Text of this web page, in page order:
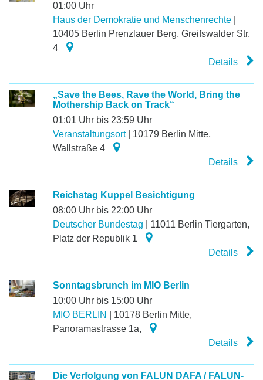
01:00 Uhr
Haus der Demokratie und Menschenrechte|
10405 Berlin Prenz­lauer Berg, Greifswalder Str.
4
Details
„Save the Bees, Rave the World, Bring the
Mothership Back on Track“
01:01 Uhr bis 23:59 Uhr
Veranstaltungsort| 10179 Berlin Mitte,
Wallstraße 4
Details
Reichstag Kuppel Besichtigung
08:00 Uhr bis 22:00 Uhr
Deutscher Bundestag
11011 Berlin Tiergarten,
Platz der Republik 1
Details
Sonntagsbrunch im MIO Berlin
10:00 Uhr bis 15:00 Uhr
MIO BERLIN
10178 Berlin Mitte,
Panoramastrasse 1a,
Details
Die Verfolgung von FALUN DAFA / FALUN-